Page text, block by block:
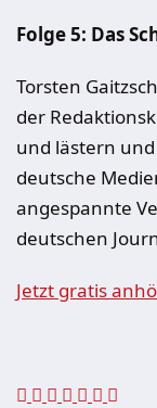
Folge 5: Das
Torsten
der
und lästern
deutsche
angespannte
deutschen
Jetzt gratis